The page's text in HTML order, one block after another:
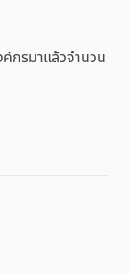
กรมาแล้วจำนวน